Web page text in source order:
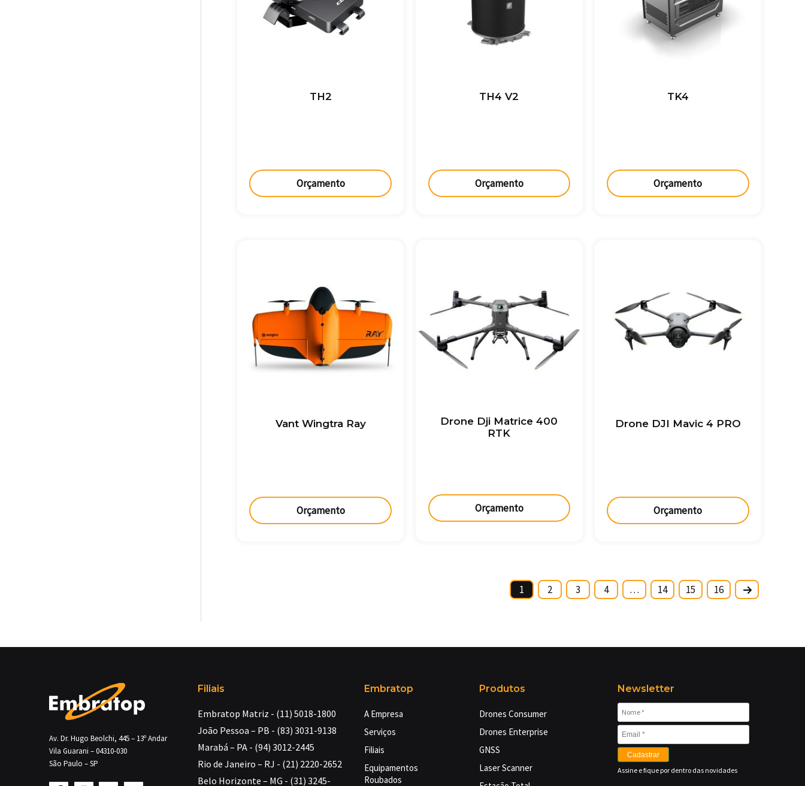
TH2
Orçamento
TH4 V2
Orçamento
TK4
Orçamento
Vant Wingtra Ray
Orçamento
Drone Dji Matrice 400
RTK
Orçamento
Drone DJI Mavic 4 PRO
Orçamento
1 2 3 4 … 14 15 16
Av. Dr. Hugo Beolchi, 445 – 13º Andar
Vila Guarani – 04310-030
São Paulo – SP
Filiais
Embratop Matriz - (11) 5018-1800
João Pessoa – PB - (83) 3031-9138
Marabá – PA - (94) 3012-2445
Rio de Janeiro – RJ - (21) 2220-2652
Belo Horizonte – MG - (31) 3245-
Embratop
A Empresa
Serviços
Filiais
Equipamentos
Roubados
Produtos
Drones Consumer
Drones Enterprise
GNSS
Laser Scanner
Newsletter
Cadastrar
Assine e fique por dentro das novidades